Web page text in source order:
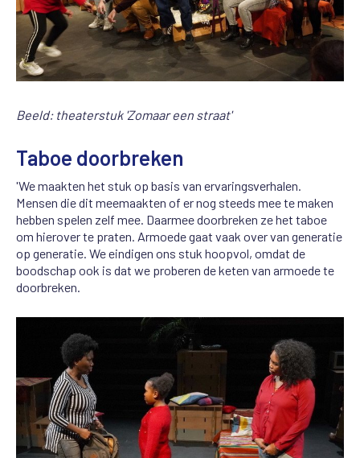
Beeld: theaterstuk 'Zomaar een straat'
Taboe doorbreken
'We maakten het stuk op basis van ervaringsverhalen.
Mensen die dit meemaakten of er nog steeds mee te maken
hebben spelen zelf mee. Daarmee doorbreken ze het taboe
om hierover te praten. Armoede gaat vaak over van generatie
op generatie. We eindigen ons stuk hoopvol, omdat de
boodschap ook is dat we proberen de keten van armoede te
doorbreken.